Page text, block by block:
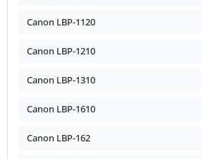
Canon LBP-1120
Canon LBP-1210
Canon LBP-1310
Canon LBP-1610
Canon LBP-162